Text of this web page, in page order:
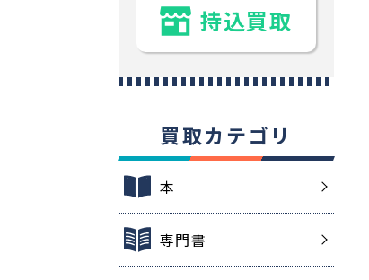
持込買取
買取カテゴリ
本
専門書